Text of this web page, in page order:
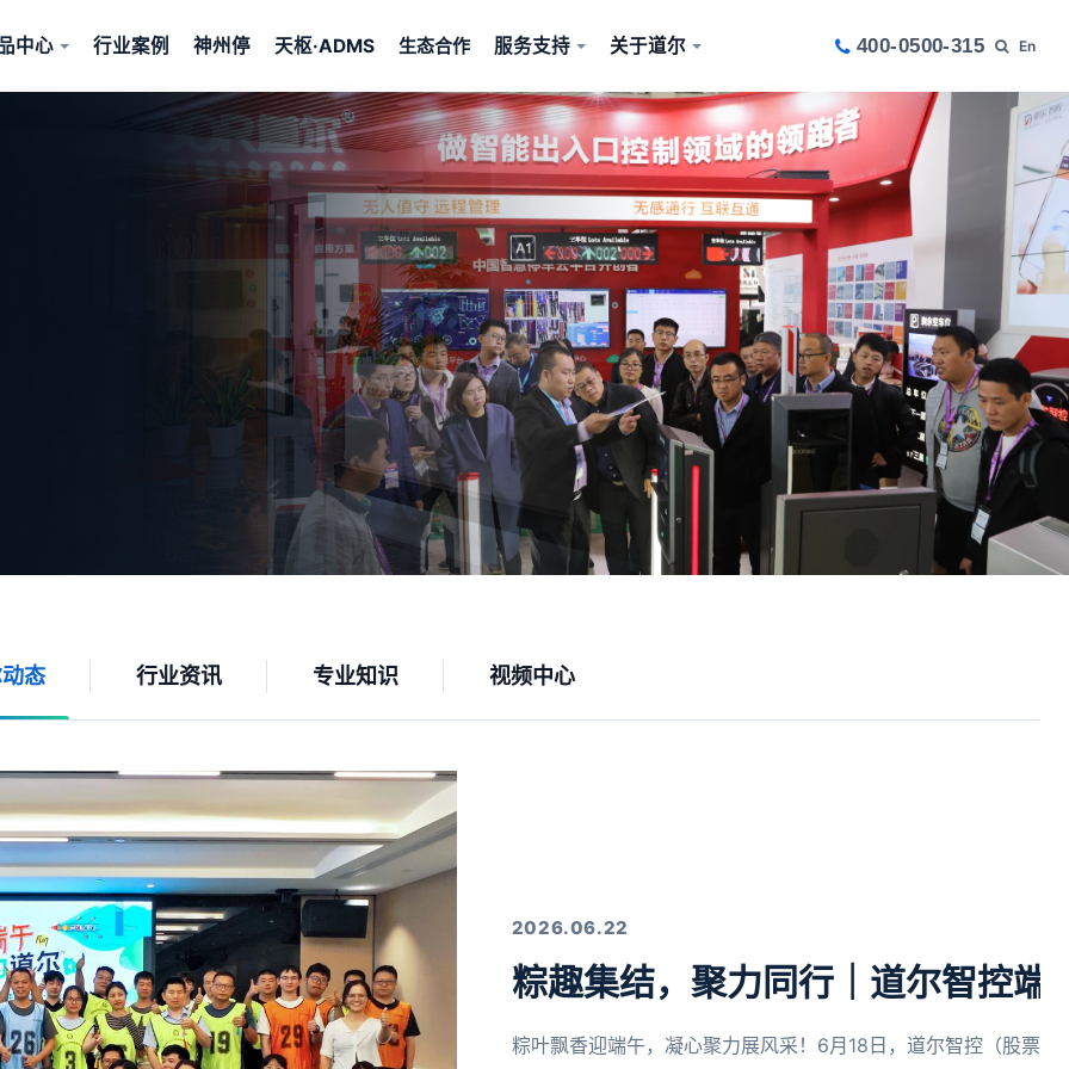
中心 行业案例 神州停 天枢·ADMS 服务支持 关于道尔 400-0500-315 En
态 行业资讯 专业知识 视频中心
2026.06.22
粽趣集结，聚力同行｜道尔智控端
粽叶飘香迎端午，凝心聚力展风采！6月18日，道尔智控（股票